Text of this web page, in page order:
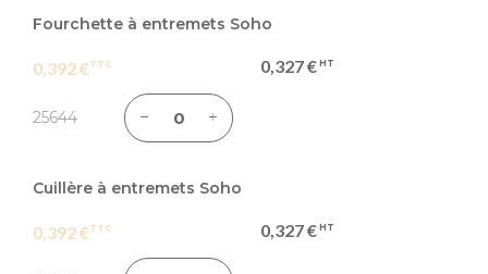
Fourchette à entremets Soho
0,392 € 0,327 €
25644
Cuillère à entremets Soho
0,392 € 0,327 €